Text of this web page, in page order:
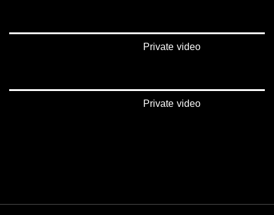
Private video
Private video